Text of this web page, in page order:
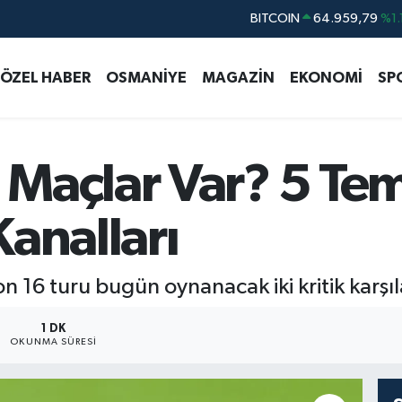
DOLAR 47,7436
STERLİN 64,4811
BITCOIN 64.959,79
ÖZEL HABER OSMANİYE MAGAZİN EKONOMİ
Var? 5
16 turu bugün oynanacak iki kritik
1 DK
OKUNMA SÜRESI